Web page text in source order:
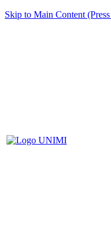
Skip to Main Content